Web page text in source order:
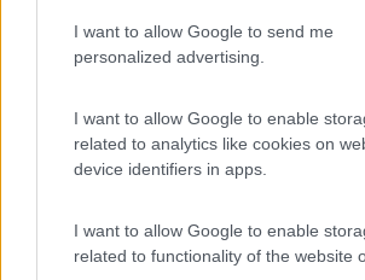
I want to allow Google to send me
personalized advertising.
I want to allow Google to enable
related to analytics like cookies on
device identifiers in apps.
I want to allow Google to enable
related to functionality of the website
Area di sosta (PS+CS)
Parcheggio
7,3 13
Servizi / Posizione
A 1,5 km dal centro di Greve,